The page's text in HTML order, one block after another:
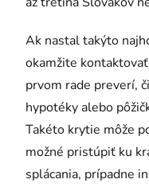
Ak nastal takýto
okamžite
prvom rade preverí,
hypotéky alebo
Takéto krytie môže
možné pristúpiť ku
splácania, prípadne